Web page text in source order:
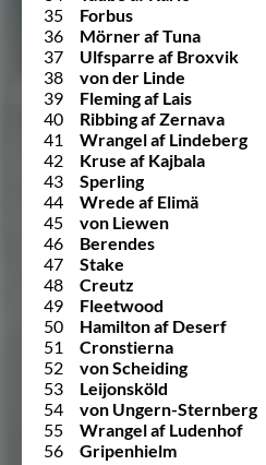
35
Forbus
36
Mörner af Tuna
37
Ulfsparre af Broxvik
38
von der Linde
39
Fleming af Lais
40
Ribbing af Zernava
41
Wrangel af Lindeberg
42
Kruse af Kajbala
43
Sperling
44
Wrede af Elimä
45
von Liewen
46
Berendes
47
Stake
48
Creutz
49
Fleetwood
50
Hamilton af Deserf
51
Cronstierna
52
von Scheiding
53
Leijonsköld
54
von Ungern-Sternberg
55
Wrangel af Ludenhof
56
Gripenhielm